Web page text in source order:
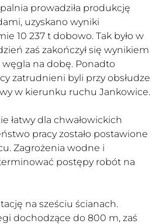
prowadziła produkcję
uzyskano wyniki
10 237 t dobowo. Tak było w
zaś zakończył się wynikiem
na dobę. Ponadto
zatrudnieni byli przy obsłudze
w kierunku ruchu Jankowice.
łatwy dla chwałowickich
pracy zostało postawione
Zagrożenia wodne i
postępy robót na
na sześciu ścianach.
dochodzące do 800 m, zaś